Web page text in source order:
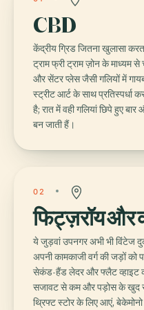
CBD
केंद्रीय ग्रिड जितना खुलासा
ट्राम फ्री ट्राम ज़ोन के माध्यम
और सेंटर प्लेस जैसी गलियों में
स्ट्रीट आर्ट के साथ प्रतिस्पर्धा
है; रात में वही गलियां छिपे हुए
बन जाती हैं।
02
फिट्ज़रॉय और
ये जुड़वां उपनगर अभी भी विंटेज
अपनी कामकाजी वर्ग की जड़ों
सेकंड-हैंड लेदर और फ्लैट व्हाइट
सजावट से कम और पड़ोस के खुद
थ्रिफ्ट स्टोर के लिए आएं,